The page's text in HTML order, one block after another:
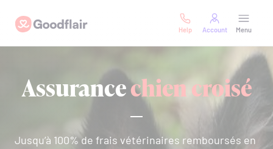
content
Goodflair
Help Account Menu
Assurancechien croisé
Jusqu’à 100% de frais vétérinaires remboursés en